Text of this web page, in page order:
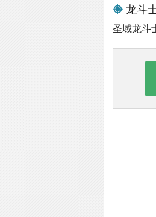
龙斗
圣域龙斗